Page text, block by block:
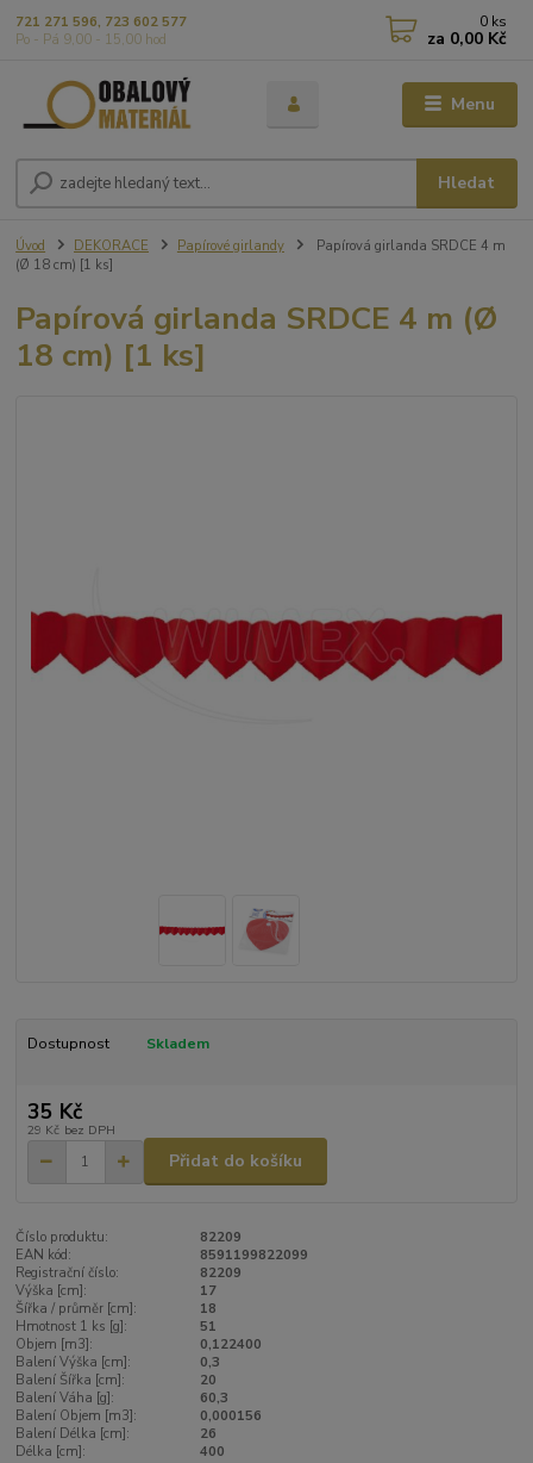
Menu
Hledat
721 271 596, 723 602 577
Po - Pá 9,00 - 15,00 hod
0 ks
za 0,00 Kč
Úvod DEKORACE Papírové girlandy
Papírová girlanda SRDCE 4 m
(Ø 18 cm) [1 ks]
Papírová girlanda SRDCE 4 m (Ø
18 cm) [1 ks]
Dostupnost Skladem
35 Kč
29 Kč bez DPH
Přidat do košíku
Číslo produktu:
82209
EAN kód:
8591199822099
Registrační číslo:
82209
Výška [cm]:
17
Šířka / průměr [cm]:
18
Hmotnost 1 ks [g]:
51
Objem [m3]:
0,122400
Balení Výška [cm]:
0,3
Balení Šířka [cm]:
20
Balení Váha [g]:
60,3
Balení Objem [m3]:
0,000156
Balení Délka [cm]:
26
Délka [cm]:
400